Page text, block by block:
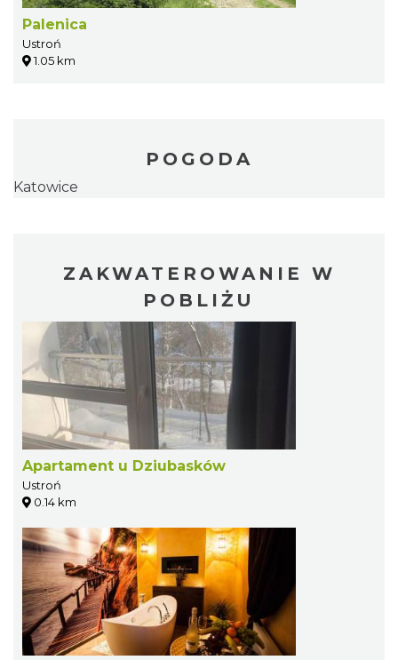
Palenica
Ustroń
1.05 km
POGODA
Katowice
ZAKWATEROWANIE W
POBLIŻU
Apartament u Dziubasków
Ustroń
0.14 km